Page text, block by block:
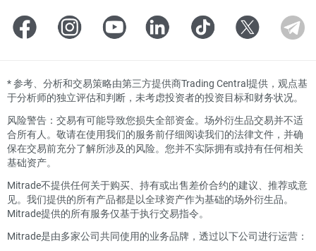
*参考、分析和交易策略由第三方提供商Trading Central提供，观点基
于分析师的独立评估和判断，未考虑投资者的投资目标和财务状况。
风险警告：交易有可能导致您损失全部资金。场外衍生品交易并不适
合所有人。敬请在使用我们的服务前仔细阅读我们的法律文件，并确
保在交易前充分了解所涉及的风险。您并不实际拥有或持有任何相关
基础资产。
Mitrade不提供任何关于购买、持有或出售差价合约的建议、推荐或意
见。我们提供的所有产品都是以全球资产作为基础的场外衍生品。
Mitrade提供的所有服务仅基于执行交易指令。
Mitrade是由多家公司共同使用的业务品牌，透过以下公司进行运营：